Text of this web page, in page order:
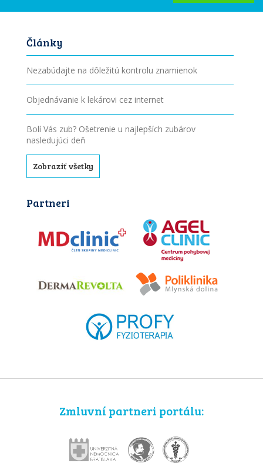
Články
Nezabúdajte na dôležitú kontrolu znamienok
Objednávanie k lekárovi cez internet
Bolí Vás zub? Ošetrenie u najlepších zubárov
nasledujúci deň
Zobraziť všetky
Partneri
Zmluvní partneri portálu: